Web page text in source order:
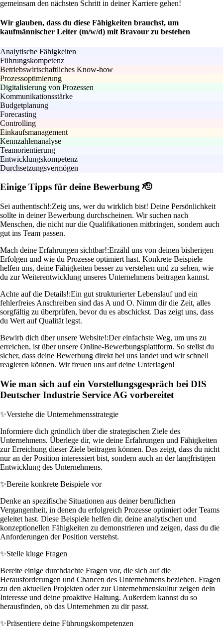
gemeinsam den nächsten Schritt in deiner Karriere gehen!
Wir glauben, dass du diese Fähigkeiten brauchst, um
kaufmännischer Leiter (m/w/d) mit Bravour zu bestehen
Analytische Fähigkeiten
Führungskompetenz
Betriebswirtschaftliches Know-how
Prozessoptimierung
Digitalisierung von Prozessen
Kommunikationsstärke
Budgetplanung
Forecasting
Controlling
Einkaufsmanagement
Kennzahlenanalyse
Teamorientierung
Entwicklungskompetenz
Durchsetzungsvermögen
Einige Tipps für deine Bewerbung 🫡
Sei authentisch!:Zeig uns, wer du wirklich bist! Deine Persönlichkeit
sollte in deiner Bewerbung durchscheinen. Wir suchen nach
Menschen, die nicht nur die Qualifikationen mitbringen, sondern auch
gut ins Team passen.
Mach deine Erfahrungen sichtbar!:Erzähl uns von deinen bisherigen
Erfolgen und wie du Prozesse optimiert hast. Konkrete Beispiele
helfen uns, deine Fähigkeiten besser zu verstehen und zu sehen, wie
du zur Weiterentwicklung unseres Unternehmens beitragen kannst.
Achte auf die Details!:Ein gut strukturierter Lebenslauf und ein
fehlerfreies Anschreiben sind das A und O. Nimm dir die Zeit, alles
sorgfältig zu überprüfen, bevor du es abschickst. Das zeigt uns, dass
du Wert auf Qualität legst.
Bewirb dich über unsere Website!:Der einfachste Weg, um uns zu
erreichen, ist über unsere Online-Bewerbungsplattform. So stellst du
sicher, dass deine Bewerbung direkt bei uns landet und wir schnell
reagieren können. Wir freuen uns auf deine Unterlagen!
Wie man sich auf ein Vorstellungsgespräch bei DIS
Deutscher Industrie Service AG vorbereitet
✨Verstehe die Unternehmensstrategie
Informiere dich gründlich über die strategischen Ziele des
Unternehmens. Überlege dir, wie deine Erfahrungen und Fähigkeiten
zur Erreichung dieser Ziele beitragen können. Das zeigt, dass du nicht
nur an der Position interessiert bist, sondern auch an der langfristigen
Entwicklung des Unternehmens.
✨Bereite konkrete Beispiele vor
Denke an spezifische Situationen aus deiner beruflichen
Vergangenheit, in denen du erfolgreich Prozesse optimiert oder Teams
geleitet hast. Diese Beispiele helfen dir, deine analytischen und
konzeptionellen Fähigkeiten zu demonstrieren und zeigen, dass du die
Anforderungen der Position verstehst.
✨Stelle kluge Fragen
Bereite einige durchdachte Fragen vor, die sich auf die
Herausforderungen und Chancen des Unternehmens beziehen. Fragen
zu den aktuellen Projekten oder zur Unternehmenskultur zeigen dein
Interesse und deine proaktive Haltung. Außerdem kannst du so
herausfinden, ob das Unternehmen zu dir passt.
✨Präsentiere deine Führungskompetenzen